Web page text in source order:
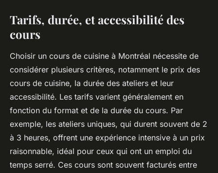
Tarifs, durée, et accessibilité des
cours
Choisir un cours de cuisine à Montréal nécessite de
considérer plusieurs critères, notamment le prix des
cours de cuisine, la durée des ateliers et leur
accessibilité. Les tarifs varient généralement en
fonction du format et de la durée du cours. Par
exemple, les ateliers uniques, qui durent souvent de 2
à 3 heures, offrent une expérience intensive à un prix
raisonnable, idéal pour ceux qui ont un emploi du
temps serré. Ces cours sont souvent facturés entre